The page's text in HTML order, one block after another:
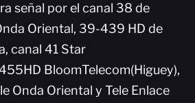
señal por el canal 38 de
Oriental, 39-439 HD de
canal 41 Star
BloomTelecom(Higuey),
Onda Oriental y Tele Enlace